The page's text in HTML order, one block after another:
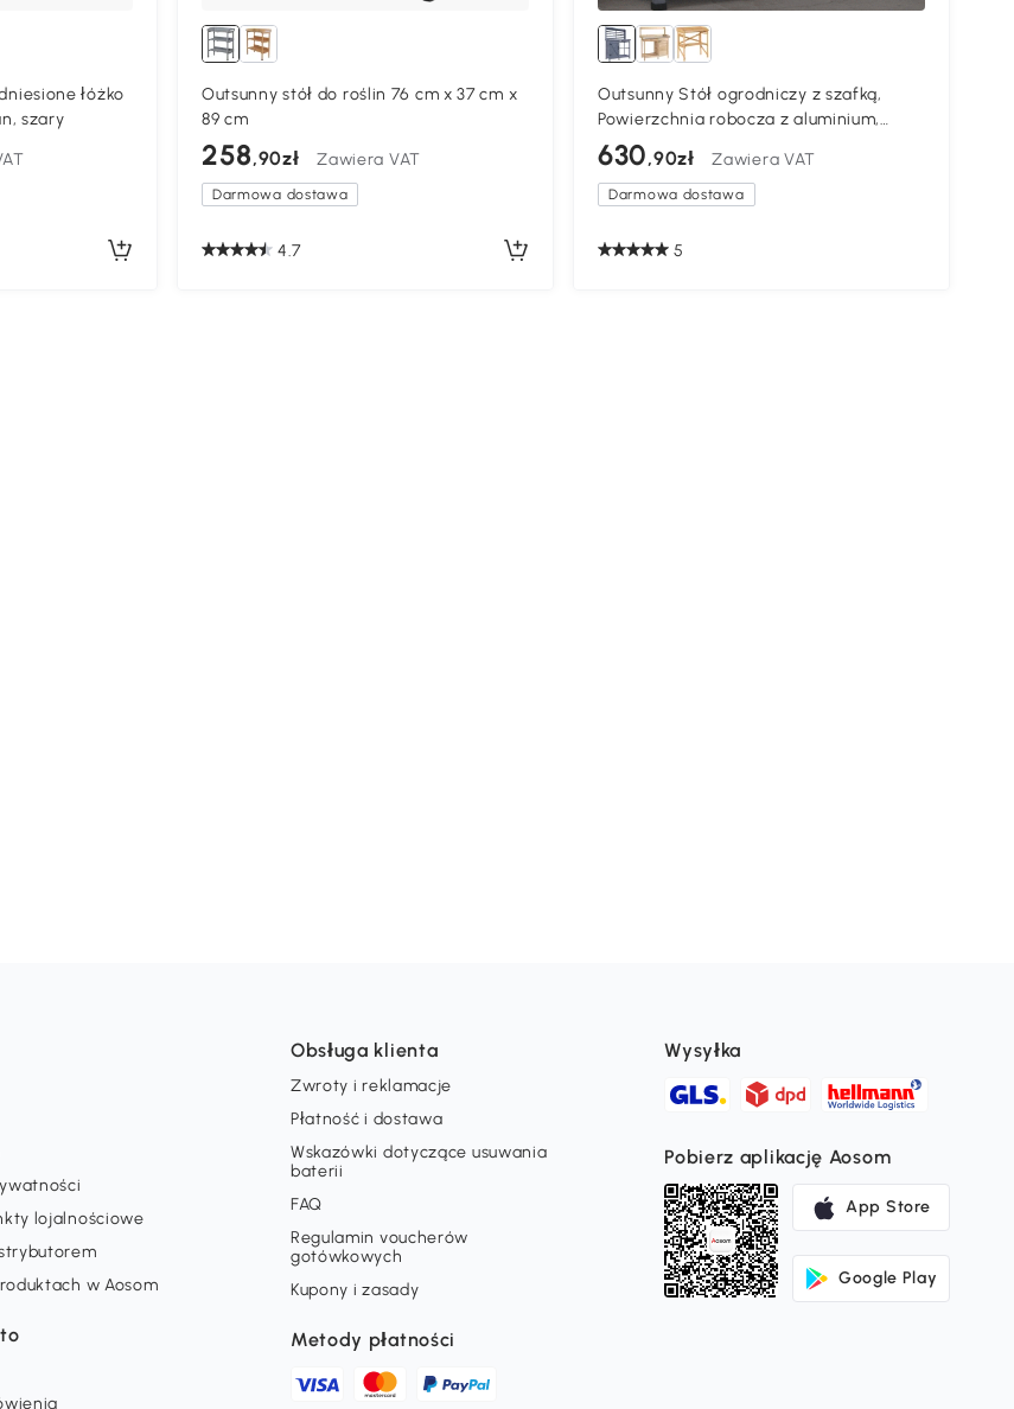
łóżko
szary
Outsunny stół do roślin 76 cm x 37 cm x
89 cm
258,90zł Zawiera VAT
Darmowa dostawa
4.7
Outsunny Stół ogrodniczy z szafką,
Powierzchnia robocza z aluminium,
Przestrzeń przechowywania,
112x47x146cm, Szary
630,90zł Zawiera VAT
Darmowa dostawa
5
lojalnościowe
w Aosom
Obsługa klienta
Zwroty i reklamacje
Płatność i dostawa
Wskazówki dotyczące usuwania
baterii
FAQ
Regulamin voucherów
gotówkowych
Kupony i zasady
Metody płatności
Wysyłka
Pobierz aplikację Aosom
App Store
Google Play